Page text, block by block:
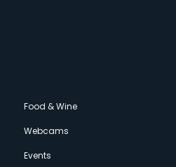
Food & Wine
Webcams
Events